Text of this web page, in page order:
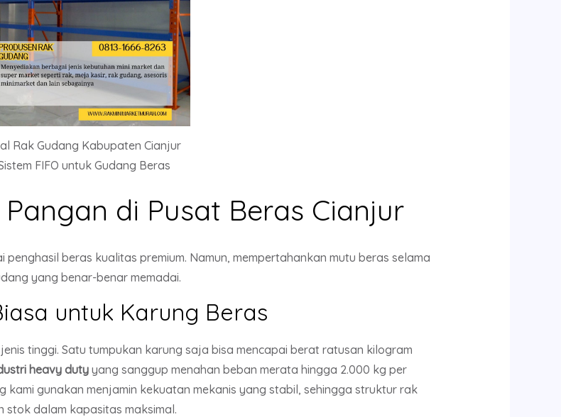
Rak Gudang Kabupaten Cianjur
FIFO untuk Gudang Beras
di Pusat Beras Cianjur
beras kualitas premium. Namun, mempertahankan mutu beras selama
yang benar-benar memadai.
untuk Karung Beras
tinggi. Satu tumpukan karung saja bisa mencapai berat ratusan kilogram
heavy dutyyang sanggup menahan beban merata hingga 2.000 kg per
kami gunakan menjamin kekuatan mekanis yang stabil, sehingga struktur rak
stok dalam kapasitas maksimal.